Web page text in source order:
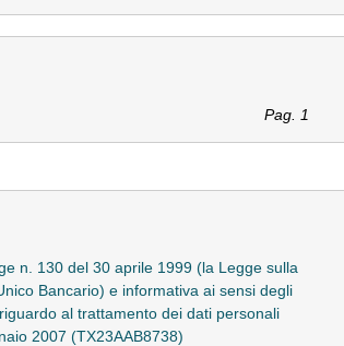
Pag. 1
n. 130 del 30 aprile 1999 (la Legge sulla
Bancario) e informativa ai sensi degli
al trattamento dei dati personali
2007 (TX23AAB8738)